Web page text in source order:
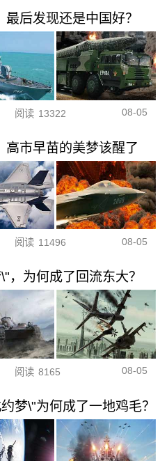
后发现还是中国好？
阅读 13322 08-05
高市早苗的美梦该醒了
阅读 11496 08-05
，为何成了回流东大？
阅读 8165 08-05
梦\"为何成了一地鸡毛？